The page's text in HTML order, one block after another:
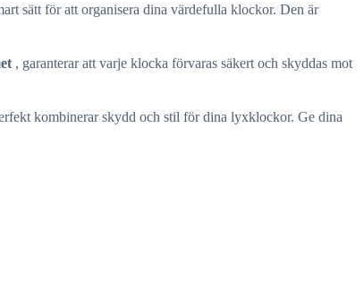
sätt för att organisera dina värdefulla klockor. Den är
, garanterar att varje klocka förvaras säkert och skyddas mot
kombinerar skydd och stil för dina lyxklockor. Ge dina